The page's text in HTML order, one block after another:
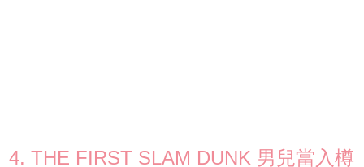
4. THE FIRST SLAM DUNK 男兒當入樽